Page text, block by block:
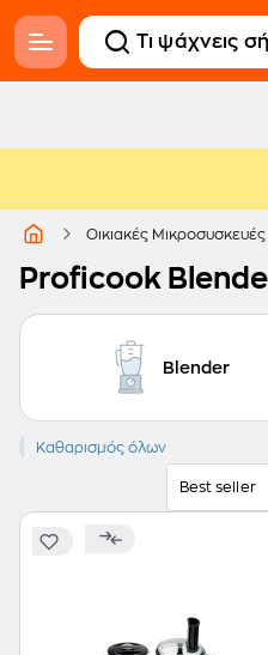
Οικιακές Μικροσυσκευές
Proficook
Blender
PROFICOOK
Καθαρισμός όλων
Best seller